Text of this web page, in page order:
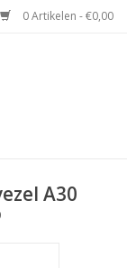
0 Artikelen - €0,00
A30